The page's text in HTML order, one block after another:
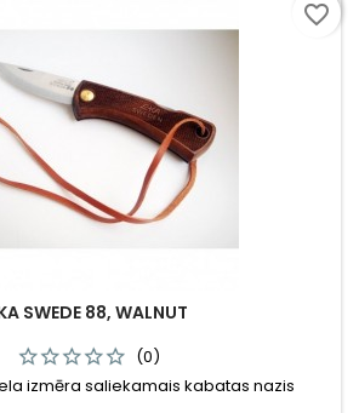
SWEDE 88, WALNUT
(0)
izmēra saliekamais kabatas nazis
favorite_border